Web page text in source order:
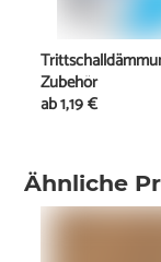
Ähnliche
Zubehör
ab1,19 €